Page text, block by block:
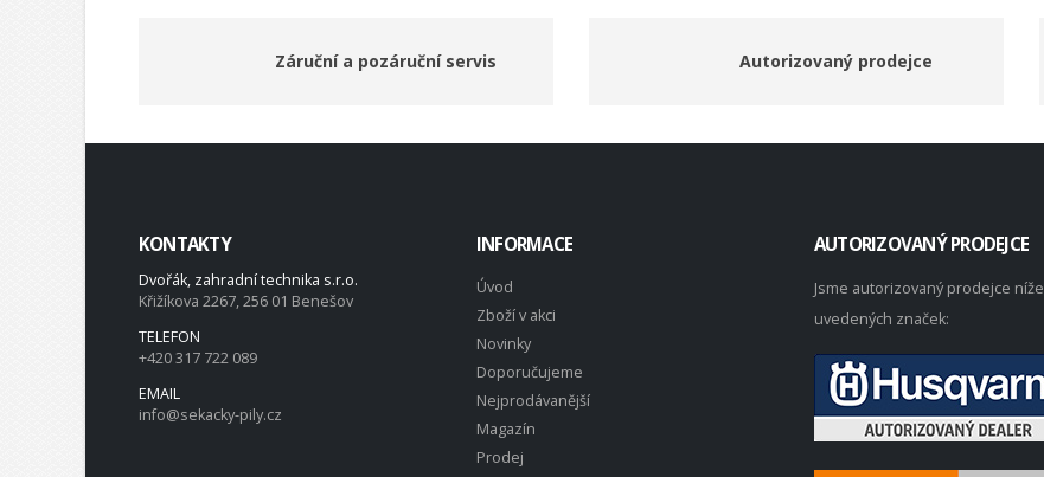
Záruční a pozáruční servis Autorizovaný prodejce
KONTAKTY
Dvořák, zahradní technika s.r.o.
Křižíkova 2267, 256 01 Benešov
TELEFON
+420 317 722 089
EMAIL
info@sekacky-pily.cz
INFORMACE
Úvod
Zboží v akci
Novinky
Doporučujeme
Nejprodávanější
Magazín
Prodej
AUTORIZOVANÝ PRODEJCE
Jsme autorizovaný prodejce níže
uvedených značek: